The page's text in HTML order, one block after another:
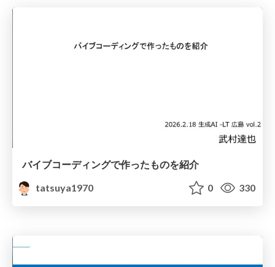
バイブコーディングで作ったものを紹介
tatsuya1970
0 330